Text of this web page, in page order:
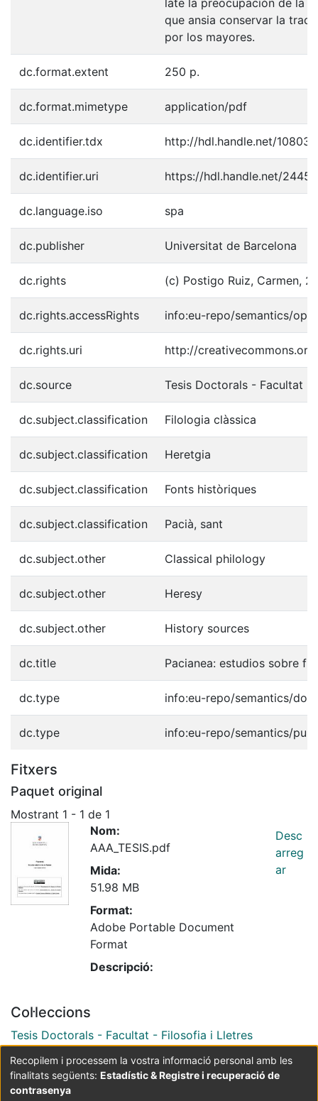
que ansia conservar la
por los mayores.
dc.format.extent 250 p.
dc.format.mimetype application/pdf
dc.identifier.tdx http://hdl.handle.net/
dc.identifier.uri https://hdl.handle.net/
dc.language.iso spa
dc.publisher Universitat de Barcelona
dc.rights (c) Postigo Ruiz, Carmen,
dc.rights.accessRights info:eu-repo/semantics/
dc.rights.uri http://
dc.source Tesis Doctorals - Facultat -
dc.subject.classification Filologia clàssica
dc.subject.classification Heretgia
dc.subject.classification Fonts històriques
dc.subject.classification Pacià, sant
dc.subject.other Classical philology
dc.subject.other Heresy
dc.subject.other History sources
dc.title Pacianea: estudios sobre
dc.type info:eu-repo/semantics/
dc.type info:eu-repo/semantics/
Fitxers
Paquet original
Mostrant 1 - 1 de 1
Nom:
AAA_TESIS.pdf
Mida:
51.98 MB
Format:
Adobe Portable Document
Format
Descripció:
Desc
arreg
ar
Col·leccions
Tesis Doctorals - Facultat - Filosofia i Lletres
Coordinació:CRAI UB Avís legal
Metadades
subjectes a:
Recopilem i processem la vostra informació personal amb les
finalitats següents: Estadístic & Registre i recuperació de
contrasenya